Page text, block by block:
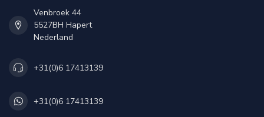
Venbroek 44
5527BH Hapert
Nederland
+31(0)6 17413139
+31(0)6 17413139